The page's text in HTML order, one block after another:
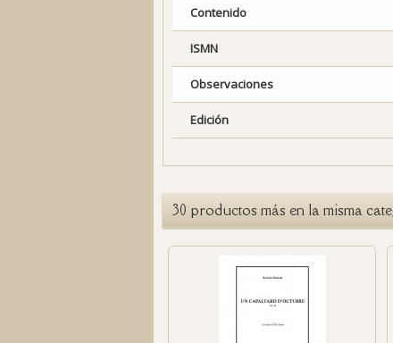
Contenido
ISMN
Observaciones
Edición
30 productos más en la misma